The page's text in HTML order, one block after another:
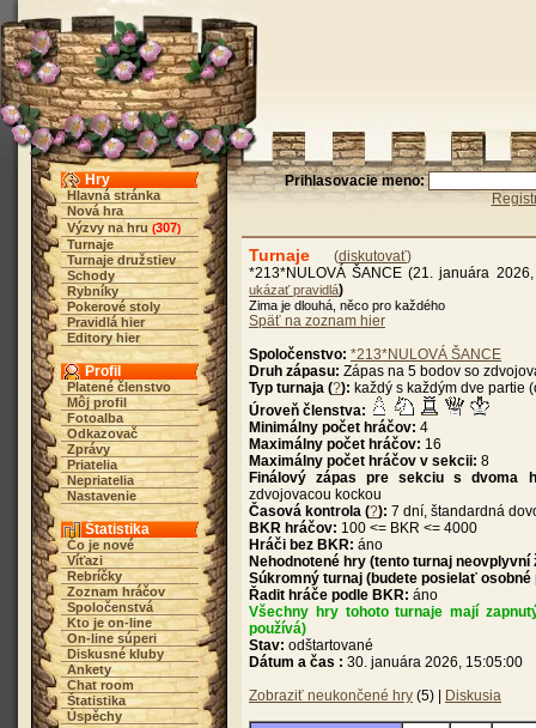
Hry
Hlavná stránka
Nová hra
Výzvy na hru (307)
Turnaje
Turnaje družstiev
Schody
Rybníky
Pokerové stoly
Pravidlá hier
Editory hier
Profil
Platené členstvo
Môj profil
Fotoalba
Odkazovač
Zprávy
Priatelia
Nepriatelia
Nastavenie
Štatistika
Čo je nové
Víťazi
Rebríčky
Zoznam hráčov
Spoločenstvá
Kto je on-line
On-line súperi
Diskusné kluby
Ankety
Chat room
Štatistika
Úspěchy
Prihlasovacie meno:
Turnaje (diskutovať)
*213*NULOVÁ ŠANCE (21. januára
ukázať pravidlá)
Zima je dlouhá, něco pro každého
Späť na zoznam hier
Spoločenstvo: *213*NULOVÁ ŠANCE
Druh zápasu: Zápas na 5 bodov so
Typ turnaja (?): každý s každým dve partie
Úroveň členstva:
Minimálny počet hráčov: 4
Maximálny počet hráčov: 16
Maximálny počet hráčov v sekcii: 8
Finálový zápas pre sekciu s dvoma
zdvojovacou kockou
Časová kontrola (?): 7 dní, štandardná
BKR hráčov: 100 <= BKR <= 4000
Hráči bez BKR: áno
Nehodnotené hry (tento turnaj neovplyvní
Súkromný turnaj (budete posielať osobné
Řadit hráče podle BKR: áno
Všechny hry tohoto turnaje mají
používá)
Stav: odštartované
Dátum a čas : 30. januára 2026, 15:05:00
Zobraziť neukončené hry (5) | Diskusia